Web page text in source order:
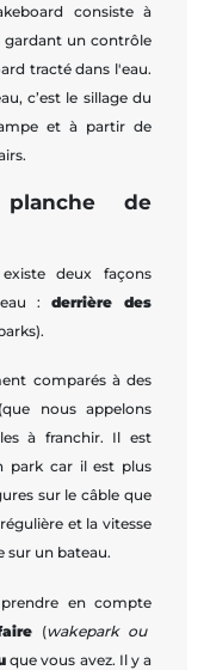
consiste à
gardant un contrôle
tracté dans l'eau.
c’est le sillage du
et à partir de
de
deux façons
: derrière des
comparés à des
nous appelons
à franchir. Il est
park car il est plus
sur le câble que
et la vitesse
sur un bateau.
en compte
(wakepark ou
que vous avez. Il y a